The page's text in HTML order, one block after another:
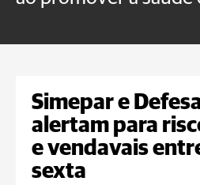
Simepar e
alertam para
e vendavais
sexta